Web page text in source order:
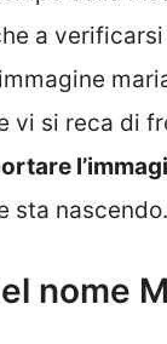
a
vi si reca di
sta nascendo.
nome